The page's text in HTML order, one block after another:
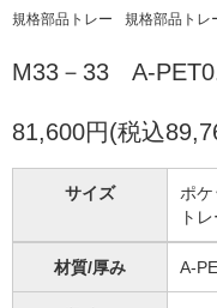
規格部品トレー 規格部品トレ
M33－33 A-
81,600円(税込
サイズ
ポ
ト
材質/厚み A-